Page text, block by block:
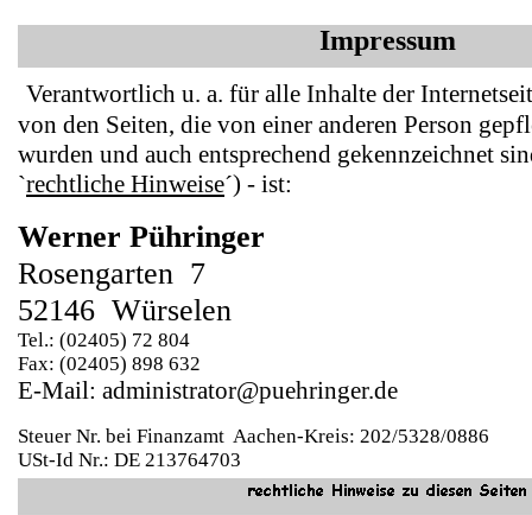
Impressum
Verantwortlich u. a. für alle Inhalte der
von den Seiten, die von einer anderen Person
wurden und auch entsprechend gekennzeichnet
`rechtliche Hinweise´) - ist:
Werner Pühringer
Rosengarten 7
52146 Würselen
Tel.: (02405) 72 804
Fax: (02405) 898 632
E-Mail: administrator@puehringer.de
Steuer Nr. bei Finanzamt Aachen-Kreis: 202/5328/0886
USt-Id Nr.: DE 213764703